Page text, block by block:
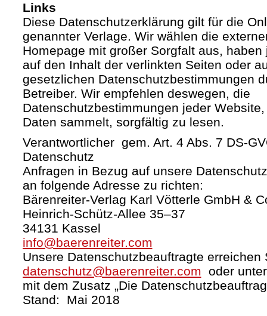
Links
Diese Datenschutzerklärung gilt für die
genannter Verlage. Wir wählen die
Homepage mit großer Sorgfalt aus,
auf den Inhalt der verlinkten Seiten oder
gesetzlichen Datenschutzbestimmungen
Betreiber. Wir empfehlen deswegen, die
Datenschutzbestimmungen jeder
Daten sammelt, sorgfältig zu lesen.
Verantwortlicher gem. Art. 4 Abs. 7 DS-
Datenschutz
Anfragen in Bezug auf unsere
an folgende Adresse zu richten:
Bärenreiter-Verlag Karl Vötterle GmbH &
Heinrich-Schütz-Allee 35–37
34131 Kassel
info@baerenreiter.com
Unsere Datenschutzbeauftragte erreichen
datenschutz@baerenreiter.com oder
mit dem Zusatz „Die
Stand: Mai 2018